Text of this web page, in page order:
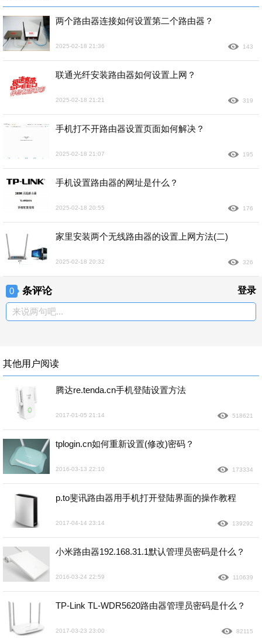
两个路由器连接如何设置第二个路由器？
2025-02-18 21:36 143
联通光纤安装路由器如何设置上网？
2025-02-18 21:21 319
手机打不开路由器设置页面如何解决？
2025-02-18 21:07 195
手机设置路由器的网址是什么？
2025-02-18 20:55 176
家里安装两个无线路由器的设置上网方法(二)
2025-02-18 20:32 326
0 条评论 登录
来说两句吧...
其他用户阅读
腾达re.tenda.cn手机登陆设置方法
2017-01-05 21:14 518621
tplogin.cn如何重新设置(修改)密码？
2016-03-13 22:10 173334
p.to斐讯路由器用手机打开登陆界面的操作教程
2017-04-14 23:14 139292
小米路由器192.168.31.1默认管理员密码是什么？
2016-03-24 22:59 110639
TP-Link TL-WDR5620路由器管理员密码是什么？
2017-03-23 23:00 82115